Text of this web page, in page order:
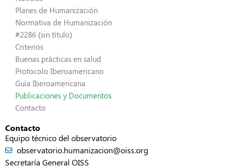
Planes de Humanización
Normativa de Humanización
#2286 (sin título)
Criterios
Buenas prácticas en salud
Protocolo Iberoamericano
Guía Iberoamericana
Publicaciones y Documentos
Contacto
Contacto
Equipo técnico del observatorio
observatorio.humanizacion@oiss.org
Secretaría General OISS